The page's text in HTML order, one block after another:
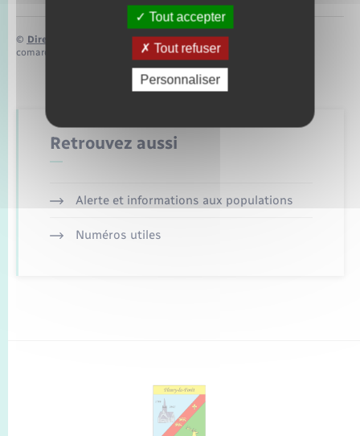
© Direction de l’information légale et administrative
comarquage developpé par baseo.io
Retrouvez aussi
Alerte et informations aux populations
Numéros utiles
Tout accepter
Tout refuser
Personnaliser